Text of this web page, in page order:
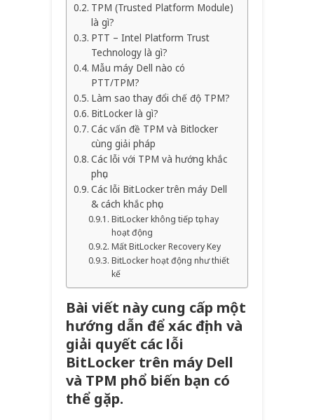
TPM (Trusted Platform Module)
là gì?
PTT – Intel Platform Trust
Technology là gì?
Mẫu máy Dell nào có
PTT/TPM?
Làm sao thay đổi chế độ TPM?
BitLocker là gì?
Các vấn đề TPM và Bitlocker
cùng giải pháp
Các lỗi với TPM và hướng khắc
phục
Các lỗi BitLocker trên máy Dell
& cách khắc phục
BitLocker không tiếp tục hay
hoạt động
Mất BitLocker Recovery Key
BitLocker hoạt động như thiết
kế
Bài viết này cung cấp một
hướng dẫn để xác định và
giải quyết các lỗi
BitLocker trên máy Dell
và TPM phổ biến bạn có
thể gặp.